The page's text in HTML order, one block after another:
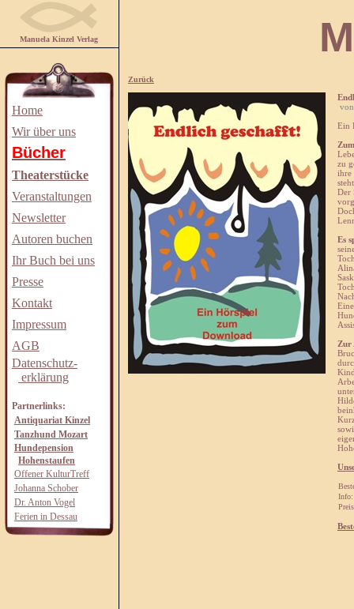
Manuela Kinzel Verlag
Home
Wir über uns
Bücher
Theaterstücke
Veranstaltungen
Newsletter
Autoren buchen
Ihr Buch bei uns
Presse
Kontakt
Impressum
AGB
Datenschutz-
erklärung
Partnerlinks:
Antiquariat Kinzel
Tanzhund Mozart
Hundepension
Hohenstaufen
Offener KulturTreff
Johanna Schober
Dr. Anton Vogel
Ferien in Dessau
Zurück
Ein
zu
ihre
Der
Es
Zur
Info: